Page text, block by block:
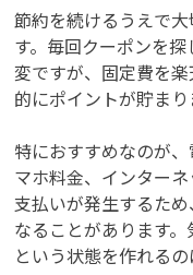
節約を続けるうえで
す。毎回クーポンを
変ですが、固定費を
的にポイントが貯まり
特におすすめなのが
マホ料金、インター
支払いが発生するた
なることがあります
という状態を作れる